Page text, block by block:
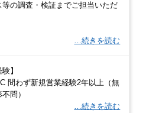
等の調査・検証までご担当いただ
…続きを読む
】
問わず新規営業経験2年以上（無
問）
…続きを読む